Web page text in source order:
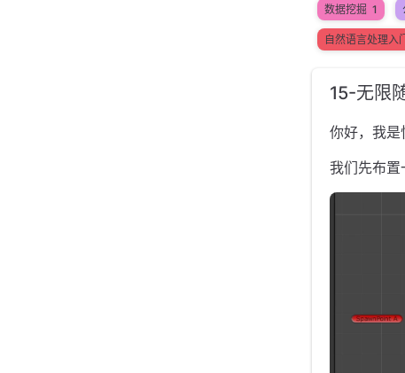
数据挖掘 1
自然语言处理入门
15-无限
你好，我是
我们先布置